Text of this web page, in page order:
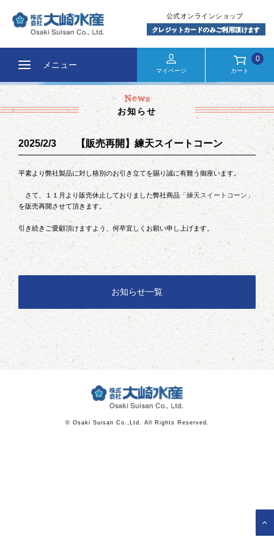
メニュー
マイページ カート
0
お知らせ
2025/2/3 【販売再開】練天スイートコーン
平素より弊社製品に対し格別のお引き立てを賜り誠に有難う御座います。
さて、１１月より販売休止しておりました弊社商品 「練天スイートコーン」
を販売再開させて頂きます。
引き続きご愛顧頂けますよう、何卒宜しくお願い申し上げます。
お知らせ一覧
© Osaki Suisan Co.,Ltd. All Rights Reserved.